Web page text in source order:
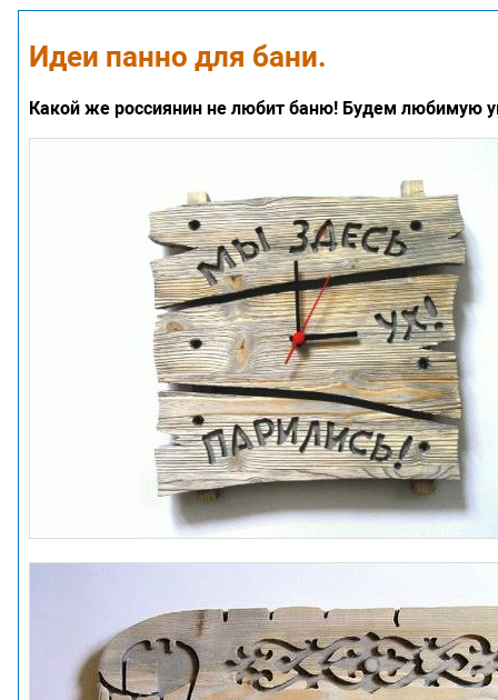
Идеи панно для бани.
Какой же россиянин не любит баню! Будем любимую